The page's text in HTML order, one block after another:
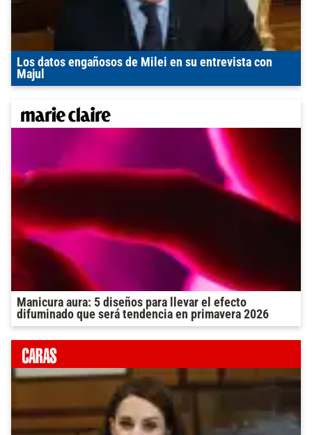
Los datos engañosos de Milei en su entrevista con
Majul
Manicura aura: 5 diseños para llevar el efecto
difuminado que será tendencia en primavera 2026